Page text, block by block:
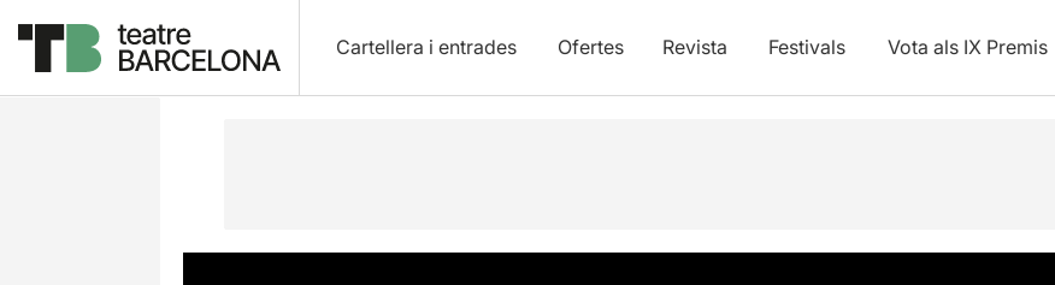
Cartellera i entrades Ofertes Revista Festivals Vota als IX Premis
Descripció Fitxa artística Fotos i vídeos Articles